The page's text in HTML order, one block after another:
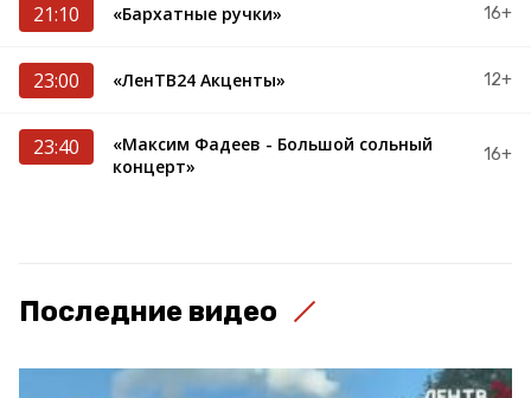
21:10 «Бархатные ручки» 16+
23:00 «ЛенТВ24 Акценты» 12+
23:40
«Максим Фадеев - Большой сольный
концерт»
16+
Последние видео